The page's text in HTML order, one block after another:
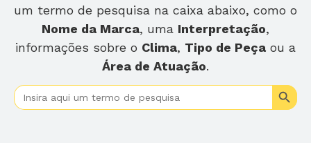
um termo de pesquisa na caixa abaixo, como o
Nome da Marca, uma Interpretação,
informações sobre o Clima, Tipo de Peça ou a
Área de Atuação.
Search
for: